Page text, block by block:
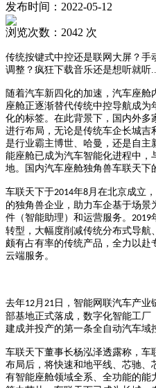
发布时间：2022-05-12
浏览次数：2042 次
传统按键式中控还是联网大屏？手
调整？疯狂下载音乐还是想听就听
随着汽车新四化的加速，汽车座
座舱正逐渐替代传统中控导航成
化的标签。在此背景下，国内外
进行布局，无论是传统车企长城
是行业霸主博世、哈曼，还是自
能座舱已成为汽车智能化进程中，
地。国内汽车座舱独角兽车联天下
车联天下于2014年8月在北京成立
的独角兽企业，助力车企基于场
件（智能助理）和运营服务。 2019
转型，大幅度削减传统分布式导
颇有占有率的传统产品，全力以赴
云端服务。
去年12月 21 日，智能网联汽车产业
部基地正式落成，数字化智能工
建成并投产的第一条全自动汽车域
车联天下董事长杨泓泽透露称，车
布局后，将快速和地平线、芯驰
有智能座舱领域全系、全功能的能